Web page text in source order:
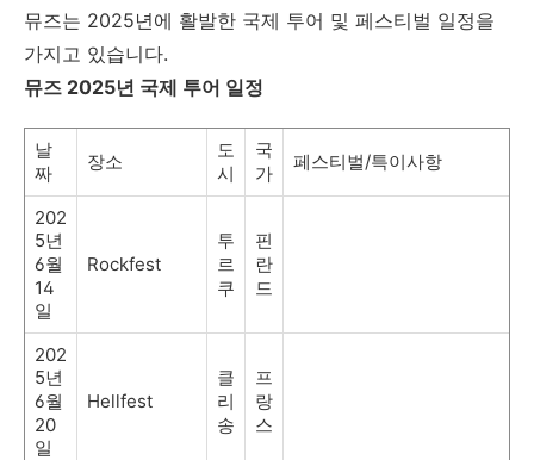
뮤즈는 2025년에 활발한 국제 투어 및 페스티벌 일정을
가지고 있습니다.
뮤즈 2025년 국제 투어 일정
날
짜
장소
도
시
국
가
페스티벌/특이사항
202
5년
6월
14
일
Rockfest
투
르
쿠
핀
란
드
202
5년
6월
20
일
Hellfest
클
리
송
프
랑
스